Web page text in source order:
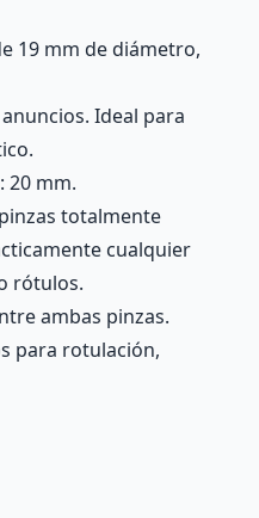
19 mm de diámetro,
Ideal para
20 mm.
totalmente
cualquier
rótulos.
ambas pinzas.
para rotulación,